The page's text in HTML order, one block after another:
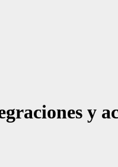
y